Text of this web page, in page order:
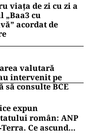
viața de zi cu zi a
cu
acordat de
valutară
intervenit pe
consulte BCE
expun
român: ANP
Ce ascund